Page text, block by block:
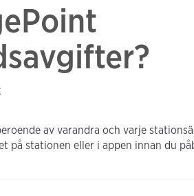
av varandra och varje
på stationen eller i appen innan du